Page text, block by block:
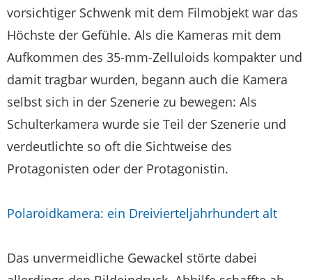
vorsichtiger Schwenk mit dem Filmobjekt war das
Höchste der Gefühle. Als die Kameras mit dem
Aufkommen des 35-mm-Zelluloids kompakter und
damit tragbar wurden, begann auch die Kamera
selbst sich in der Szenerie zu bewegen: Als
Schulterkamera wurde sie Teil der Szenerie und
verdeutlichte so oft die Sichtweise des
Protagonisten oder der Protagonistin.
Polaroidkamera: ein Dreivierteljahrhundert alt
Das unvermeidliche Gewackel störte dabei